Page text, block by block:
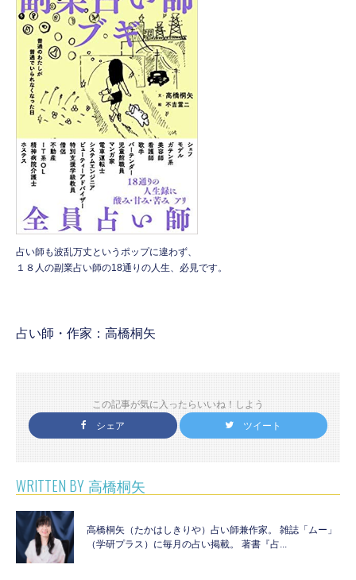
占い師も波乱万丈というポップに違わず、
１８人の副業占い師の18通りの人生、必見です。
占い師・作家：高橋桐矢
この記事が気に入ったらいいね！しよう
シェア
ツイート
WRITTEN BY 高橋桐矢
高橋桐矢（たかはしきりや）占い師兼作家。 雑誌「ムー」
（学研プラス）に毎月の占い掲載。 著書『占...